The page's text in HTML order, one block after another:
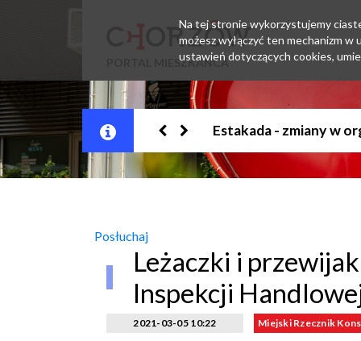
PORTAL MIESZKAŃCA
Jesteśmy w EZD
Posłuchaj
Leżaczki i
Inspekcji
2021-03-05 10:22 Miejski Rzecznik
Na tej stronie wykorzystujemy
możesz wyłączyć ten mechanizm
ustawień dotyczących cookies,